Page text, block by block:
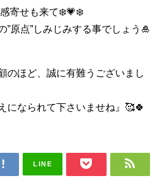
寄せも来て❄️💗❄️
”原点”しみじみする事でしょう🎍
のほど、誠に有難うございまし
になられて下さいませね』🥰🍀
LINE